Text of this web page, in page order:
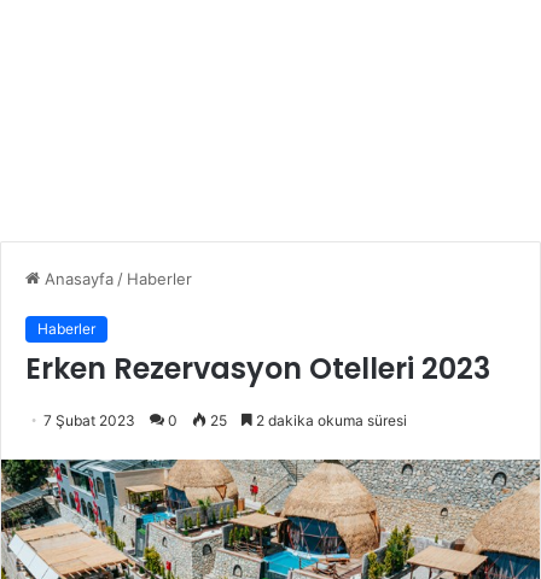
Anasayfa / Haberler
Haberler
Erken Rezervasyon Otelleri 2023
7 Şubat 2023 0 25 2 dakika okuma süresi